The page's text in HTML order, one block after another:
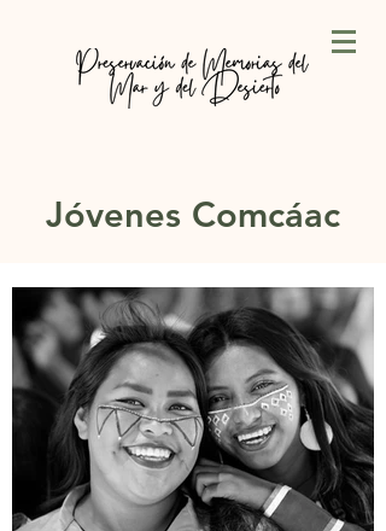
Jóvenes Comcáac